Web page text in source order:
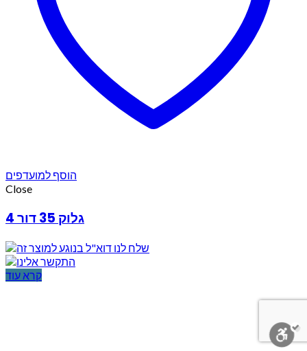
הוסף למועדפים
Close
גלוק 35 דור 4
קרא עוד